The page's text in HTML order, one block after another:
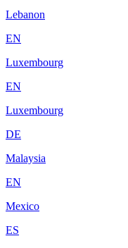
Lebanon
EN
Luxembourg
EN
Luxembourg
DE
Malaysia
EN
Mexico
ES